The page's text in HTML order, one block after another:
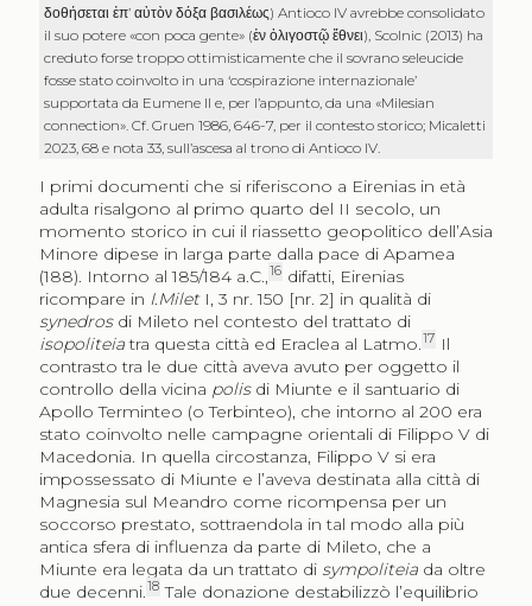
δοθήσεται ἐπ’ αὐτὸν δόξα βασιλέως) Antioco IV avrebbe consolidato
il suo potere «con poca gente» (ἐν ὀλιγοστῷ ἔθνει), Scolnic (2013) ha
creduto forse troppo ottimisticamente che il sovrano seleucide
fosse stato coinvolto in una ‘cospirazione internazionale’
supportata da Eumene II e, per l’appunto, da una «Milesian
connection». Cf. Gruen 1986, 646-7, per il contesto storico; Micaletti
2023, 68 e nota 33, sull’ascesa al trono di Antioco IV.
I primi documenti che si riferiscono a Eirenias in età
adulta risalgono al primo quarto del II secolo, un
momento storico in cui il riassetto geopolitico dell’Asia
Minore dipese in larga parte dalla pace di Apamea
(188). Intorno al 185/184 a.C.,16 difatti, Eirenias
ricompare in I.MiletI, 3 nr. 150 [nr. 2] in qualità di
synedros di Mileto nel contesto del trattato di
isopoliteiatra questa città ed Eraclea al Latmo.17 Il
contrasto tra le due città aveva avuto per oggetto il
controllo della vicina polis di Miunte e il santuario di
Apollo Terminteo (o Terbinteo), che intorno al 200 era
stato coinvolto nelle campagne orientali di Filippo V di
Macedonia. In quella circostanza, Filippo V si era
impossessato di Miunte e l’aveva destinata alla città di
Magnesia sul Meandro come ricompensa per un
soccorso prestato, sottraendola in tal modo alla più
antica sfera di influenza da parte di Mileto, che a
Miunte era legata da un trattato di sympoliteia da oltre
due decenni.18 Tale donazione destabilizzò l’equilibrio